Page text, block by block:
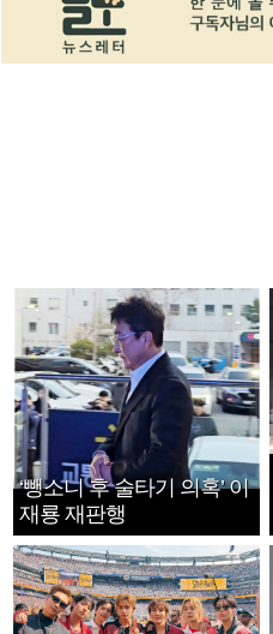
‘뺑소니 후 술타기 의혹’ 이
재룡 재판행